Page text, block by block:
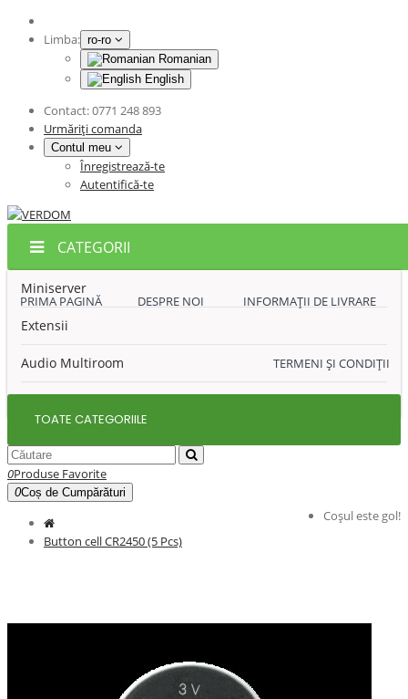
Limba: ro-ro
Romanian
English
Contact:0771 248 893
Urmăriți comanda
Contul meu
Înregistrează-te
Autentifică-te
CATEGORII
Miniserver
Extensii
Audio Multiroom
Accesorii
PRIMA PAGINĂ DESPRE NOI INFORMAȚII DE LIVRARE
TERMENI ȘI CONDIȚII
TOATE CATEGORIILE
0Produse Favorite
0Coș de Cumpărături
Coșul este gol!
Button cell CR2450 (5 Pcs)